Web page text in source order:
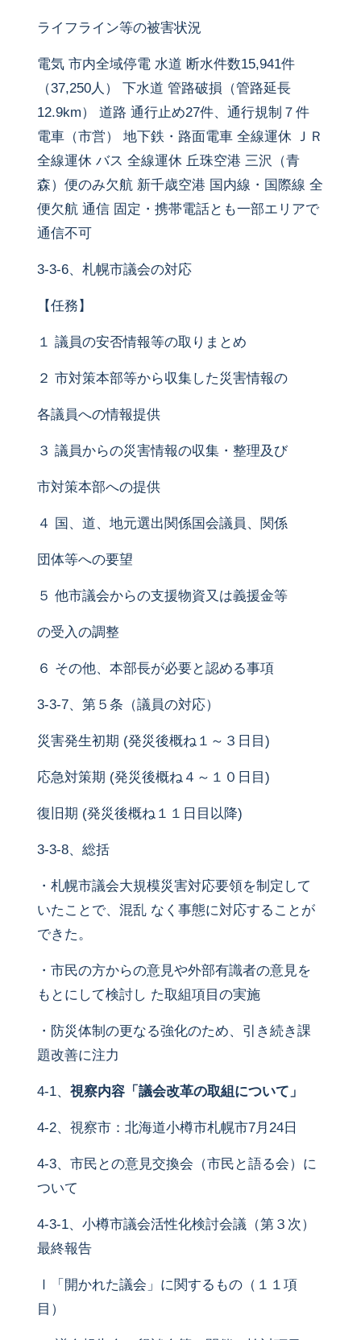
ライフライン等の被害状況
電気 市内全域停電 水道 断水件数15,941件
（37,250人） 下水道 管路破損（管路延長
12.9km） 道路 通行止め27件、通行規制７件
電車（市営） 地下鉄・路面電車 全線運休 ＪＲ
全線運休 バス 全線運休 丘珠空港 三沢（青
森）便のみ欠航 新千歳空港 国内線・国際線 全
便欠航 通信 固定・携帯電話とも一部エリアで
通信不可
3-3-6、札幌市議会の対応
【任務】
１ 議員の安否情報等の取りまとめ
２ 市対策本部等から収集した災害情報の
各議員への情報提供
３ 議員からの災害情報の収集・整理及び
市対策本部への提供
４ 国、道、地元選出関係国会議員、関係
団体等への要望
５ 他市議会からの支援物資又は義援金等
の受入の調整
６ その他、本部長が必要と認める事項
3-3-7、第５条（議員の対応）
災害発生初期 (発災後概ね１～３日目)
応急対策期 (発災後概ね４～１０日目)
復旧期 (発災後概ね１１日目以降)
3-3-8、総括
・札幌市議会大規模災害対応要領を制定して
いたことで、混乱 なく事態に対応することが
できた。
・市民の方からの意見や外部有識者の意見を
もとにして検討し た取組項目の実施
・防災体制の更なる強化のため、引き続き課
題改善に注力
4-1、 視察内容「議会改革の取組について」
4-2、視察市：北海道小樽市札幌市7月24日
4-3、市民との意見交換会（市民と語る会）に
ついて
4-3-1、小樽市議会活性化検討会議（第３次）
最終報告
Ⅰ「開かれた議会」に関するもの（１１項
目）